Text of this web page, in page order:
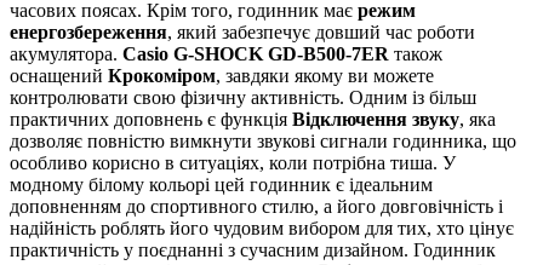
часових поясах. Крім того, годинник має режим
енергозбереження, який забезпечує довший час роботи
акумулятора. Casio G-SHOCK GD-B500-7ER також
оснащений Крокоміром, завдяки якому ви можете
контролювати свою фізичну активність. Одним із більш
практичних доповнень є функція Відключення звуку, яка
дозволяє повністю вимкнути звукові сигнали годинника, що
особливо корисно в ситуаціях, коли потрібна тиша. У
модному білому кольорі цей годинник є ідеальним
доповненням до спортивного стилю, а його довговічність і
надійність роблять його чудовим вибором для тих, хто цінує
практичність у поєднанні з сучасним дизайном. Годинник